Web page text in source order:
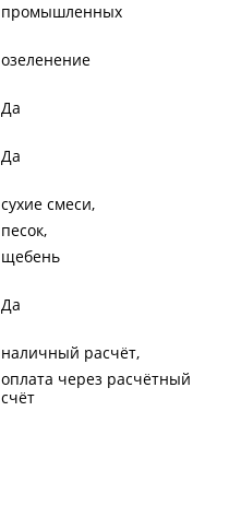
промышленных
озеленение
Да
Да
сухие смеси
песок
щебень
Да
наличный расчёт
оплата через расчётный
счёт